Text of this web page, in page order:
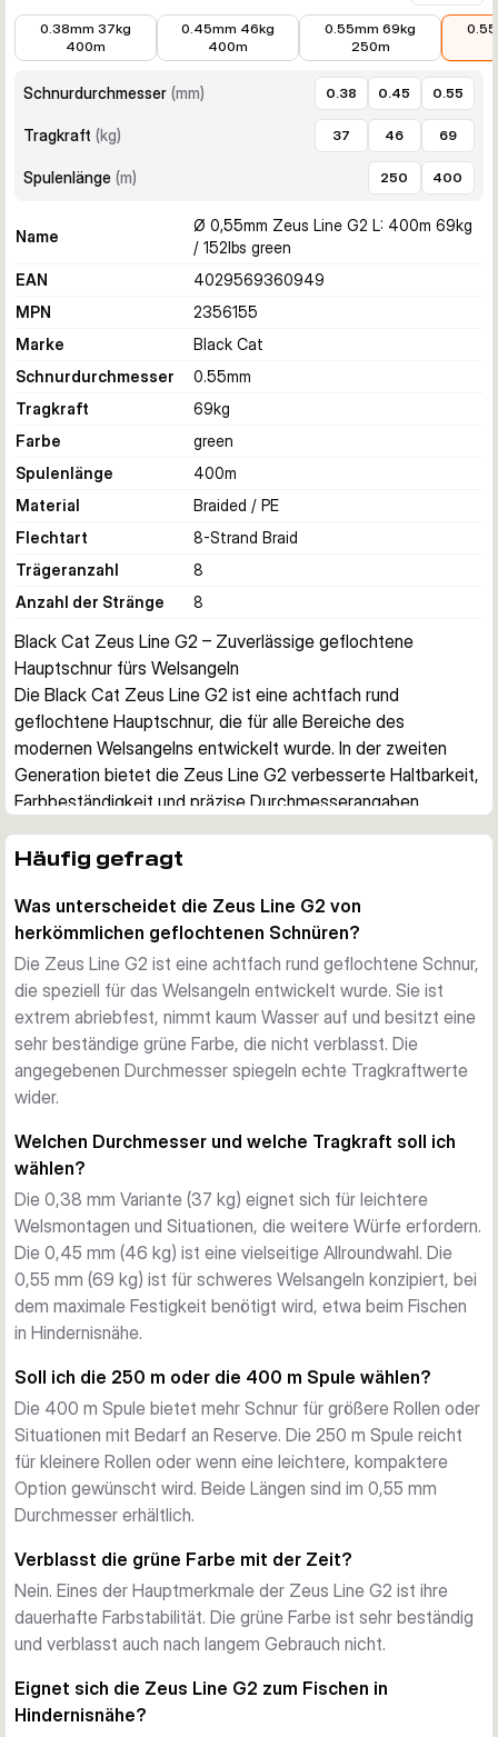
0.38mm 37kg
400m
0.45mm 46kg
400m
0.55mm 69kg
250m
57,64
Schnurdurchmesser (mm) 0.38 0.45 0.55
Tragkraft (kg) 37 46 69
Spulenlänge (m) 250 400
Name
Ø 0,55mm Zeus Line G2 L: 400m 69kg
/ 152lbs green
EAN
4029569360949
MPN
2356155
Marke
Black Cat
Schnurdurchmesser
0.55mm
Tragkraft
69kg
Farbe
green
Spulenlänge
400m
Material
Braided / PE
Flechtart
8-Strand Braid
Trägeranzahl
8
Anzahl der Stränge
8
Black Cat Zeus Line G2 – Zuverlässige geflochtene
Hauptschnur fürs Welsangeln
Die Black Cat Zeus Line G2 ist eine achtfach rund
geflochtene Hauptschnur, die für alle Bereiche des
modernen Welsangelns entwickelt wurde. In der zweiten
Generation bietet die Zeus Line G2 verbesserte Haltbarkeit,
Farbbeständigkeit und präzise Durchmesserangaben.
Die Zeus Line G2 verwendet eine achtfach runde Flechtung,
bietet. Das runde Profil sorgt für geschmeidige Würfe und
reduzierte Reibung an den Rutenringen – besonders wichtig
beim Angeln auf kampfstarke Welse.
Minimale Wasseraufnahme
Anders als viele geflochtene Schnüre auf dem Markt nimmt
die Zeus Line G2 kaum Wasser auf. Dadurch behält sie ihre
Leistungseigenschaften über lange Ansitze hinweg und
gewinnt nicht unnötig an Gewicht.
Die grüne Farbe der Zeus Line G2 ist sehr beständig und
verblasst auch nach langem Gebrauch nicht. Viele
Geflechtschnüre verlieren schnell ihre Farbe, die Zeus Line
G2 hingegen behält ihr Erscheinungsbild über die Zeit.
Präzise Durchmesser und Tragkraftwerte
Die angegebenen Durchmesser der Zeus Line G2 spiegeln
echte Tragkraftwerte wider. Erhältlich in 0,38 mm (37 kg),
0,45 mm (46 kg) und 0,55 mm (69 kg), deckt die Serie
250 m und 400 m ermöglichen die Auswahl je nach
Rollenkapazität und Angelsituation.
Verfügbare Varianten
0,38 mm / 37 kg – 400 m
0,45 mm / 46 kg – 400 m
0,55 mm / 69 kg – 250 m
0,55 mm / 69 kg – 400 m
Häufig gefragt
Was unterscheidet die Zeus Line G2 von
herkömmlichen geflochtenen Schnüren?
Die Zeus Line G2 ist eine achtfach rund geflochtene Schnur,
die speziell für das Welsangeln entwickelt wurde. Sie ist
extrem abriebfest, nimmt kaum Wasser auf und besitzt eine
sehr beständige grüne Farbe, die nicht verblasst. Die
angegebenen Durchmesser spiegeln echte Tragkraftwerte
wider.
Welchen Durchmesser und welche Tragkraft soll ich
wählen?
Die 0,38 mm Variante (37 kg) eignet sich für leichtere
Welsmontagen und Situationen, die weitere Würfe erfordern.
Die 0,45 mm (46 kg) ist eine vielseitige Allroundwahl. Die
0,55 mm (69 kg) ist für schweres Welsangeln konzipiert, bei
dem maximale Festigkeit benötigt wird, etwa beim Fischen
in Hindernisnähe.
Soll ich die 250 m oder die 400 m Spule wählen?
Die 400 m Spule bietet mehr Schnur für größere Rollen oder
Situationen mit Bedarf an Reserve. Die 250 m Spule reicht
für kleinere Rollen oder wenn eine leichtere, kompaktere
Option gewünscht wird. Beide Längen sind im 0,55 mm
Durchmesser erhältlich.
Verblasst die grüne Farbe mit der Zeit?
Nein. Eines der Hauptmerkmale der Zeus Line G2 ist ihre
dauerhafte Farbstabilität. Die grüne Farbe ist sehr beständig
und verblasst auch nach langem Gebrauch nicht.
Eignet sich die Zeus Line G2 zum Fischen in
Hindernisnähe?